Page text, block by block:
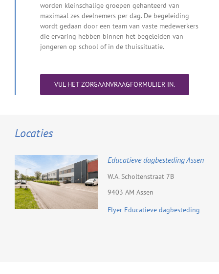
worden kleinschalige groepen gehanteerd van
maximaal zes deelnemers per dag. De begeleiding
wordt gedaan door een team van vaste medewerkers
die ervaring hebben binnen het begeleiden van
jongeren op school of in de thuissituatie.
VUL HET ZORGAANVRAAGFORMULIER IN.
Locaties
Educatieve dagbesteding Assen
W.A. Scholtenstraat 7B
9403 AM Assen
Flyer Educatieve dagbesteding